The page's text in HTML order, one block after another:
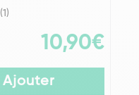
(1)
10,90€
Ajouter